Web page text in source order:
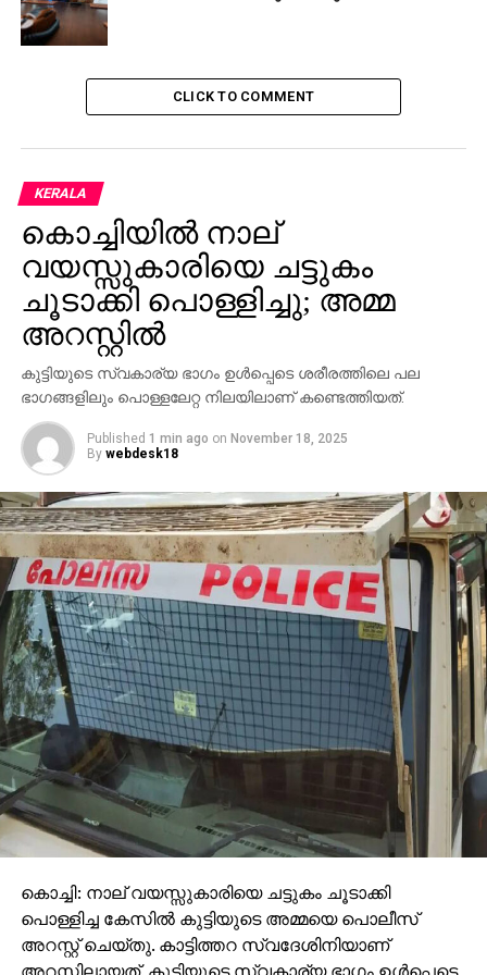
വിശ്വത്തിനെതിരെ ഒരു പക്ഷം
DON'T MISS
സ്ത്രീധനത്തിന്റെയും സൗന്ദര്യത്തിന്റെയും
പേരില്‍ ഉപദ്രവം
CLICK TO COMMENT
KERALA
കൊച്ചിയില്‍ നാല്
വയസ്സുകാരിയെ ചട്ടുകം
ചൂടാക്കി പൊള്ളിച്ചു; അമ്മ
അറസ്റ്റില്‍
കുട്ടിയുടെ സ്വകാര്യ ഭാഗം ഉള്‍പ്പെടെ ശരീരത്തിലെ പല
ഭാഗങ്ങളിലും പൊള്ളലേറ്റ നിലയിലാണ് കണ്ടെത്തിയത്.
Published 1 min ago on November 18, 2025
By webdesk18
കൊച്ചി: നാല് വയസ്സുകാരിയെ ചട്ടുകം ചൂടാക്കി
പൊള്ളിച്ച കേസില്‍ കുട്ടിയുടെ അമ്മയെ പൊലീസ്
അറസ്റ്റ് ചെയ്തു. കാട്ടിത്തറ സ്വദേശിനിയാണ്